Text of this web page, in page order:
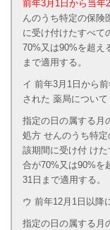
前年3月1日から当年
んのうち特定の保険
に受け付けたすべて
70%又は90%を超え
まで適用する。
イ 前年3月1日から
された 薬局について
指定の日の属する月
処方 せんのうち特
該期間に受け付 け
合が70%又は90%を
31日まで適用する。
ウ 前年12月1日以降
指定の日の属する月